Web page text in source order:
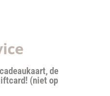
de
(niet op